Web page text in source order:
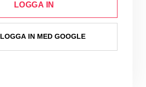
LOGGA IN
LOGGA IN MED GOOGLE